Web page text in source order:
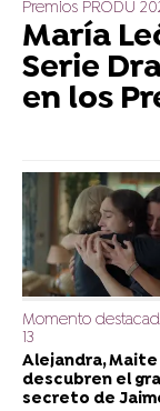
Premios PRODU
María
Serie
en los
Momento
13
Alejandra, Maite
descubren el
secreto de